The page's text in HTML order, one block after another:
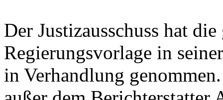
Der Justizausschuss hat
Regierungsvorlage in
in Verhandlung